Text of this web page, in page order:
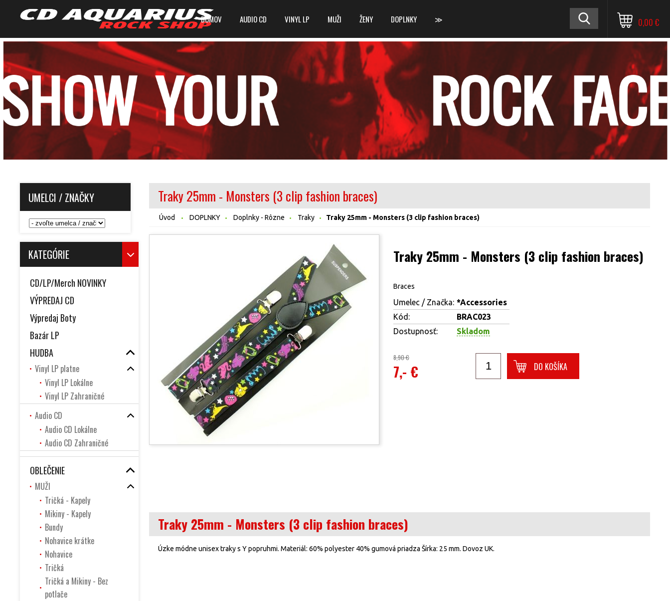
DOMOV AUDIO CD VINYL LP MUŽI ŽENY DOPLNKY ≫ 0,00 €
UMELCI / ZNAČKY
KATEGÓRIE
CD/LP/Merch NOVINKY
VÝPREDAJ CD
Výpredaj Boty
Bazár LP
HUDBA
Vinyl LP platne
Vinyl LP Lokálne
Vinyl LP Zahraničné
Audio CD
Audio CD Lokálne
Audio CD Zahraničné
OBLEČENIE
MUŽI
Tričká - Kapely
Mikiny - Kapely
Bundy
Nohavice krátke
Nohavice
Tričká
Tričká a Mikiny - Bez
potlače
Traky 25mm - Monsters (3 clip fashion braces)
Úvod DOPLNKY Doplnky - Rôzne Traky Traky 25mm - Monsters (3 clip fashion braces)
Traky 25mm - Monsters (3 clip fashion braces)
Braces
Umelec / Značka: *Accessories
Kód:
BRAC023
Dostupnosť:
Skladom
8,90 €
7,- € DO KOŠÍKA
Traky 25mm - Monsters (3 clip fashion braces)
Úzke módne unisex traky s Y popruhmi. Materiál: 60% polyester 40% gumová priadza Šírka: 25 mm. Dovoz UK.